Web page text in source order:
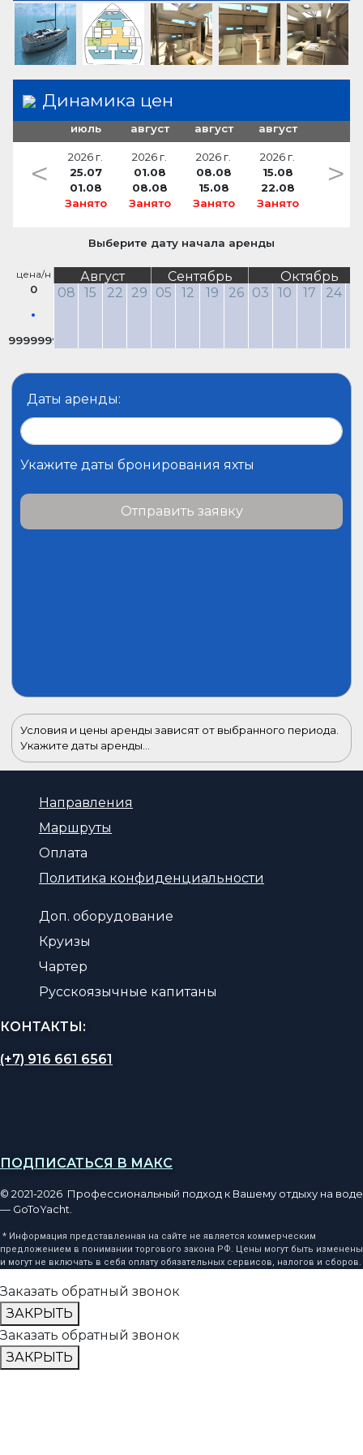
Душ в кокпите
трансформируемый
12v/220v, 300 W
розетка 220V
соединительная арматура для приема на
подушки кокпита
Динамика цен
июль
2026 г.
25.07
01.08
Занято
август
2026 г.
01.08
08.08
Занято
август
2026 г.
08.08
15.08
Занято
август
2026 г.
15.08
22.08
Занято
< >
Выберите дату начала аренды
цена/н
0
9999999
Август Сентябрь
Октябрь
08
15 22 29 05 12 19 26 03 10 17 24
Даты аренды:
Укажите даты бронирования яхты
Отправить заявку
Условия и цены аренды зависят от выбранного периода.
Укажите даты аренды...
Направления
Маршруты
Оплата
Политика конфиденциальности
Доп. оборудование
Круизы
Чартер
Русскоязычные капитаны
КОНТАКТЫ:
(+7) 916 661 6561
ПОДПИСАТЬСЯ В МАКС
© 2021-2026 Профессиональный подход к Вашему отдыху на воде
— GoToYacht.
* Информация представленная на сайте не является коммерческим
предложением в понимании торгового закона РФ. Цены могут быть изменены
и могут не включать в себя оплату обязательных сервисов, налогов и сборов.
Заказать обратный звонок
ЗАКРЫТЬ
Заказать обратный звонок
ЗАКРЫТЬ